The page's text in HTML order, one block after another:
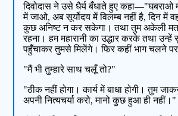
दिवोदास ने उसे धैर्य बँधाते हुए
में जाओ, अब सूर्योदय में विलम्ब नहीं है, दिन में वह
कुछ अनिष्ट न कर सकेगा। तथा तुम अकेली
रहना। हम महारानी का उद्धार करके तथा उन्हें
पहुँचाकर तुमसे मिलेंगे। फिर कहीं भाग चलने पर
"मैं भी तुम्हारे साथ चलूँ तो?"
"ठीक नहीं होगा। कार्य में बाधा होगी। तुम
अपनी नित्यचर्या करो, मानो कुछ हुआ ही नहीं।"